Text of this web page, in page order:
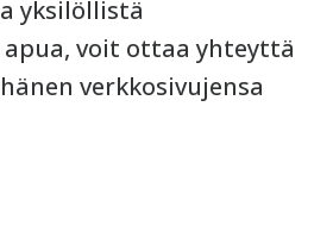
yksilöllistä
voit ottaa yhteyttä
verkkosivujensa